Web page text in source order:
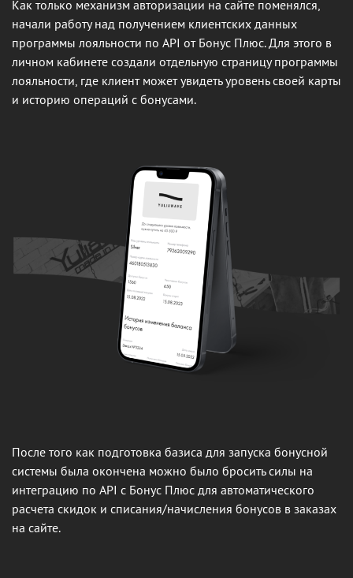
Как только механизм авторизации на сайте поменялся,
начали работу над получением клиентских данных
программы лояльности по API от Бонус Плюс. Для этого в
личном кабинете создали отдельную страницу программы
лояльности, где клиент может увидеть уровень своей карты
и историю операций с бонусами.
После того как подготовка базиса для запуска бонусной
системы была окончена можно было бросить силы на
интеграцию по API с Бонус Плюс для автоматического
расчета скидок и списания/начисления бонусов в заказах
на сайте.